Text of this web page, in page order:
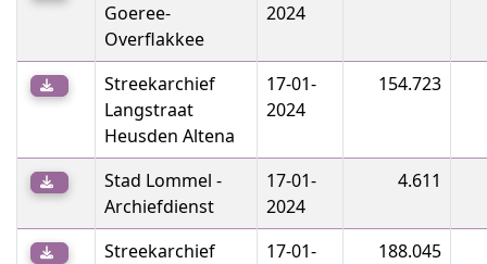
Goeree-
Overflakkee
2024
Streekarchief
Langstraat
Heusden Altena
17-01-
2024
154.723
Stad Lommel -
Archiefdienst
17-01-
2024
4.611
Streekarchief
17-01-
188.045